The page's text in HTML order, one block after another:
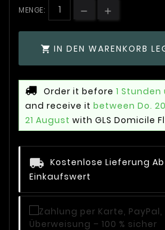
MENGE:
 IN DEN WARENKORB
Order it before 1 Stunden
and receive it between Do.
21 August with GLS Domicile
Kostenlose Lieferung
Einkaufswert